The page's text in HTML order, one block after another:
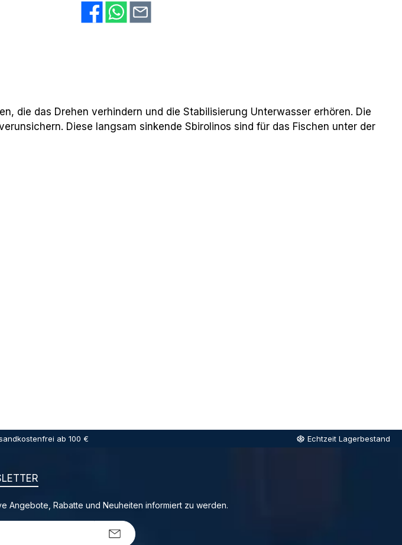
die das Drehen verhindern und die Stabilisierung Unterwasser erhören. Die
Diese langsam sinkende Sbirolinos sind für das Fischen unter der
ab 100 € Echtzeit Lagerbestand
Angebote, Rabatte und Neuheiten informiert zu werden.